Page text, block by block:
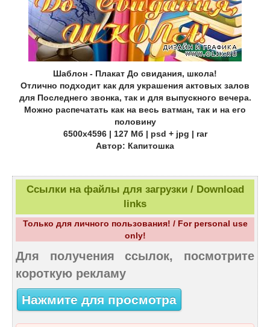
Шаблон - Плакат До свидания, школа!
Отлично подходит как для украшения актовых залов
для Последнего звонка, так и для выпускного вечера.
Можно распечатать как на весь ватман, так и на его
половину
6500х4596 | 127 Мб | psd + jpg | rar
Автор: Капитошка
Ссылки на файлы для загрузки / Download
links
Только для личного пользования! / For personal use
only!
Для получения ссылок, посмотрите
короткую рекламу
Нажмите для просмотра